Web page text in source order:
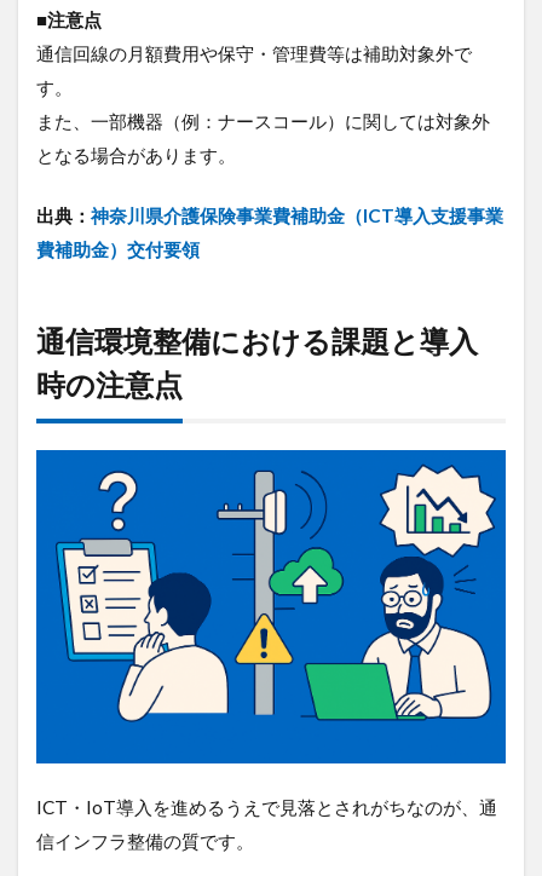
■注意点
通信回線の月額費用や保守・管理費等は補助対象外で
す。
また、一部機器（例：ナースコール）に関しては対象外
となる場合があります。
出典： 神奈川県介護保険事業費補助金（ICT導入支援事業
費補助金）交付要領
通信環境整備における課題と導入
時の注意点
ICT・IoT導入を進めるうえで見落とされがちなのが、通
信インフラ整備の質です。